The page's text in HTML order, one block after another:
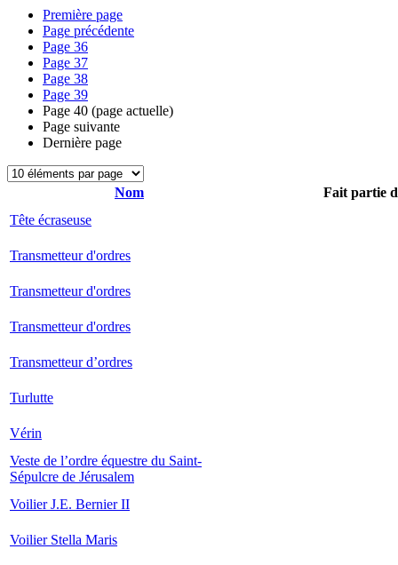
Première page
Page précédente
Page 36
Page 37
Page 38
Page 39
Page 40 (page actuelle)
Page suivante
Dernière page
Nom
Fait partie
Tête écraseuse
Transmetteur d'ordres
Transmetteur d'ordres
Transmetteur d'ordres
Transmetteur d’ordres
Turlutte
Vérin
Veste de l’ordre équestre du Saint-
Sépulcre de Jérusalem
Voilier J.E. Bernier II
Voilier Stella Maris